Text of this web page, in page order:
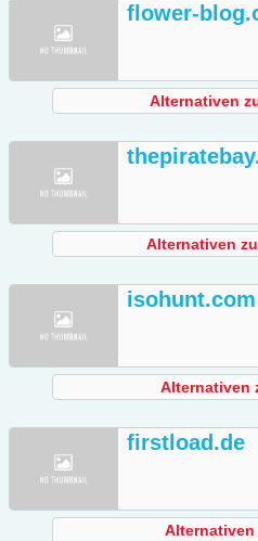
flower-
Alternativen
Alternativen
isohunt.com
Alternativen
firstload.de